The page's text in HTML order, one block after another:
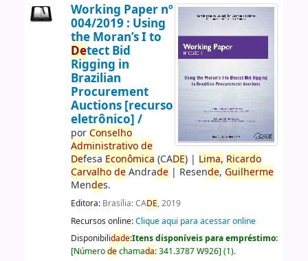
Working Paper nº
004/2019 : Using
the Moran’s I to
Detect Bid
Rigging in
Brazilian
Procurement
Auctions [recurso
eletrônico] /
porConselho
Administrativo de
Defesa Econômica (CADE)| Lima, Ricardo
Carvalho deAndrade| Resende, Guilherme
Mendes.
Editora: Brasília: CADE, 2019
Recursos online:Clique aqui para acessar online
Disponibilidade:Itens disponíveis para empréstimo:
[Númerodechamada:341.3787 W926] (1).